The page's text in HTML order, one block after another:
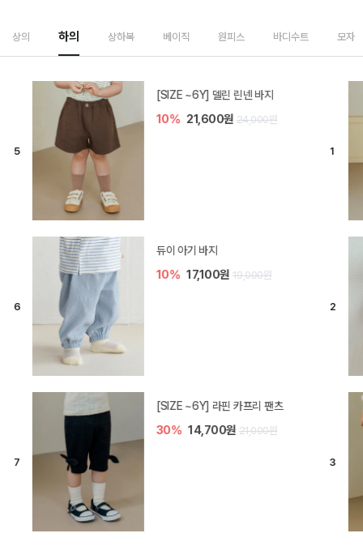
상의 하의 상하복 베이직 원피스 바디수트 모자
[SIZE ~6Y] 델린 린넨 바지
10% 21,600원 24,000원
듀이 아기 바지
10% 17,100원 19,000원
[SIZE ~6Y] 라핀 카프리 팬츠
30% 14,700원 21,000원